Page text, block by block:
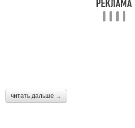
читать дальше →